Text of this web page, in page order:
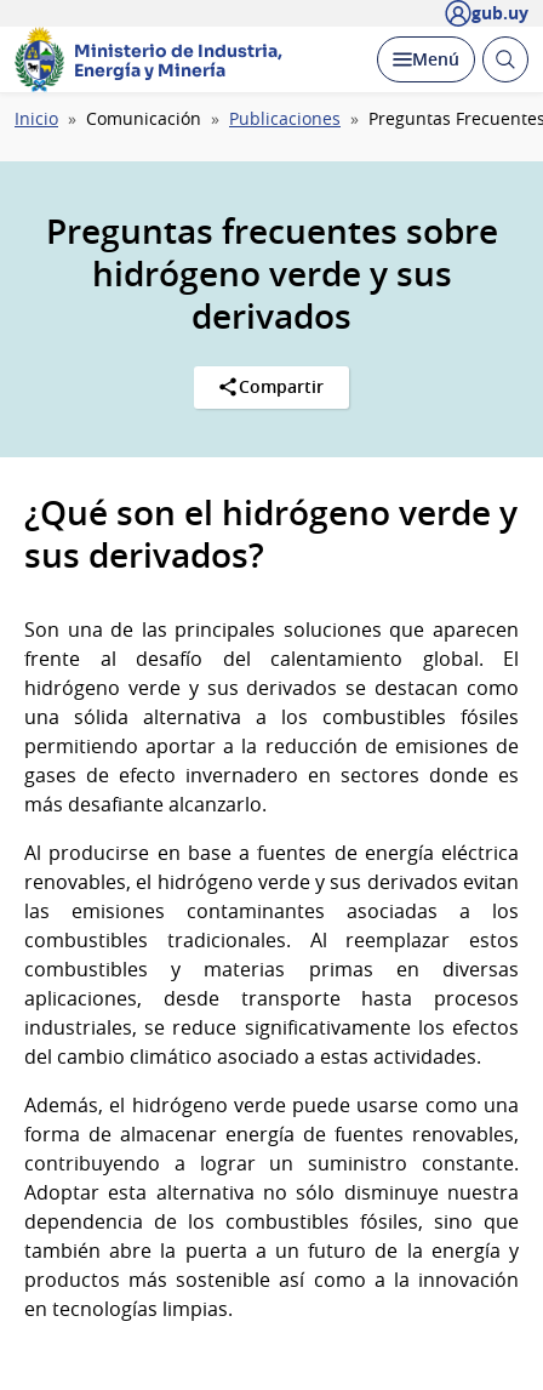
gub.uy
Ministerio de Industria,
Energía y Minería
Desplegar
Menú Abrir
Ruta
navegación
Inicio Comunicación Publicaciones Preguntas
Preguntas frecuentes sobre
hidrógeno verde y sus
derivados
Compartir
¿Qué son el hidrógeno verde y
sus derivados?
Son una de las principales soluciones que aparecen
frente al desafío del calentamiento global. El
hidrógeno verde y sus derivados se destacan como
una sólida alternativa a los combustibles fósiles
permitiendo aportar a la reducción de emisiones de
gases de efecto invernadero en sectores donde es
más desafiante alcanzarlo.
Al producirse en base a fuentes de energía eléctrica
renovables, el hidrógeno verde y sus derivados evitan
las emisiones contaminantes asociadas a los
combustibles tradicionales. Al reemplazar estos
combustibles y materias primas en diversas
aplicaciones, desde transporte hasta procesos
industriales, se reduce significativamente los efectos
del cambio climático asociado a estas actividades.
Además, el hidrógeno verde puede usarse como una
forma de almacenar energía de fuentes renovables,
contribuyendo a lograr un suministro constante.
Adoptar esta alternativa no sólo disminuye nuestra
dependencia de los combustibles fósiles, sino que
también abre la puerta a un futuro de la energía y
productos más sostenible así como a la innovación
en tecnologías limpias.